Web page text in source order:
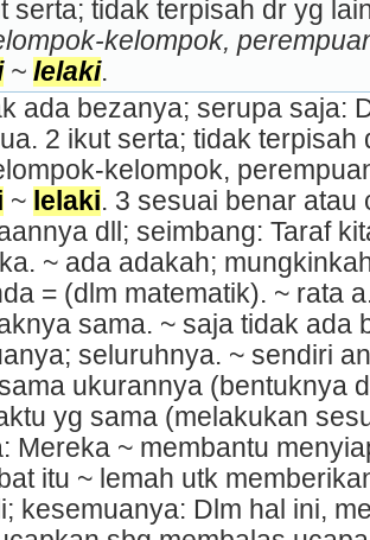
serta; tidak terpisah dr yg
~ lelaki.
ada bezanya; serupa saja:
2 ikut serta; tidak
~ lelaki. 3 sesuai benar atau
dll; seimbang: Taraf
~ ada adakah;
= (dlm matematik). ~ rata
sama. ~ saja tidak ada
seluruhnya. ~ sendiri
ukurannya (bentuknya
yg sama (melakukan
Mereka ~ membantu
itu ~ lemah utk
kesemuanya: Dlm hal ini,